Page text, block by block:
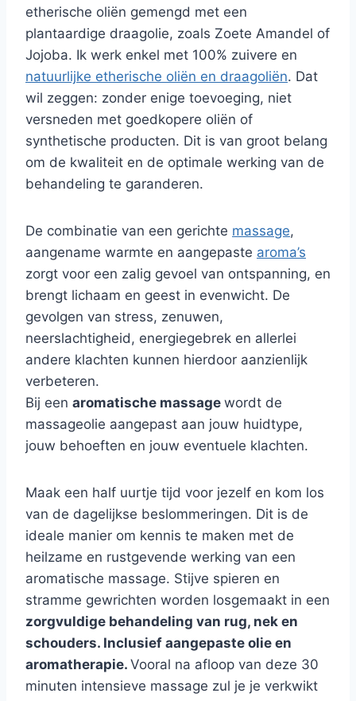
etherische oliën gemengd met een
plantaardige draagolie, zoals Zoete Amandel of
Jojoba. Ik werk enkel met 100% zuivere en
natuurlijke etherische oliën en draagoliën. Dat
wil zeggen: zonder enige toevoeging, niet
versneden met goedkopere oliën of
synthetische producten. Dit is van groot belang
om de kwaliteit en de optimale werking van de
behandeling te garanderen.
De combinatie van een gerichte massage,
aangename warmte en aangepaste aroma’s
zorgt voor een zalig gevoel van ontspanning, en
brengt lichaam en geest in evenwicht. De
gevolgen van stress, zenuwen,
neerslachtigheid, energiegebrek en allerlei
andere klachten kunnen hierdoor aanzienlijk
verbeteren.
Bij een aromatische massage wordt de
massageolie aangepast aan jouw huidtype,
jouw behoeften en jouw eventuele klachten.
Maak een half uurtje tijd voor jezelf en kom los
van de dagelijkse beslommeringen. Dit is de
ideale manier om kennis te maken met de
heilzame en rustgevende werking van een
aromatische massage. Stijve spieren en
stramme gewrichten worden losgemaakt in een
zorgvuldige behandeling van rug, nek en
schouders. Inclusief aangepaste olie en
aromatherapie. Vooral na afloop van deze 30
minuten intensieve massage zul je je verkwikt